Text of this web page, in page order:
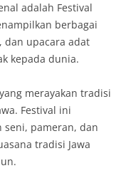
adalah Festival
berbagai
upacara adat
kepada dunia.
merayakan tradisi
Festival ini
pameran, dan
tradisi Jawa